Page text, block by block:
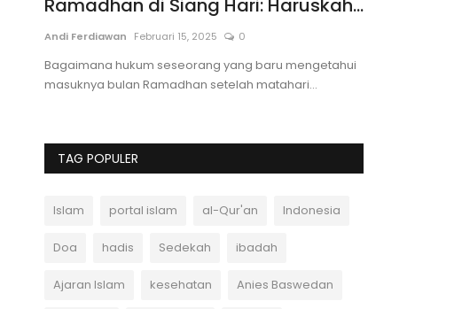
Ramadhan di Siang Hari: Haruskah...
Andi Ferdiawan Februari 15, 2025 0
Bagaimana hukum seseorang yang baru mengetahui
masuknya bulan Ramadhan setelah matahari...
TAG POPULER
Islam portal islam al-Qur'an Indonesia
Doa hadis Sedekah ibadah
Ajaran Islam kesehatan Anies Baswedan